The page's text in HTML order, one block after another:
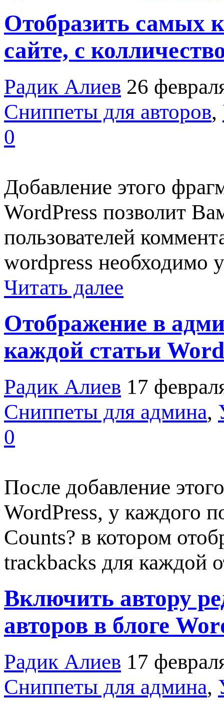
Отобразить самых
сайте, с
Радик Алиев 26
Сниппеты для авторов,
0
Добавление этого
WordPress позволит
пользователей
wordpress необходимо
Читать далее
Отображение в
каждой статьи
Радик Алиев 17
Сниппеты для админа,
0
После добавление
WordPress, у каждого
Counts? в котором
trackbacks для каждой
Включить автору
авторов в блоге
Радик Алиев 17
Сниппеты для админа,